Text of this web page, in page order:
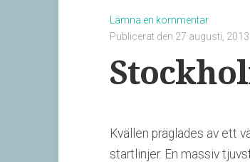
Lämna en kommentar
Publicerat den 27 augusti, 2013
Kvällen präglades av ett
startlinjer. En massiv